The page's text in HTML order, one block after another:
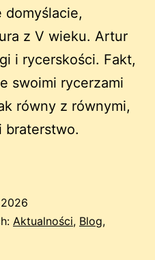
domyślacie,
z V wieku. Artur
i rycerskości. Fakt,
swoimi rycerzami
równy z równymi,
braterstwo.
Aktualności, Blog,